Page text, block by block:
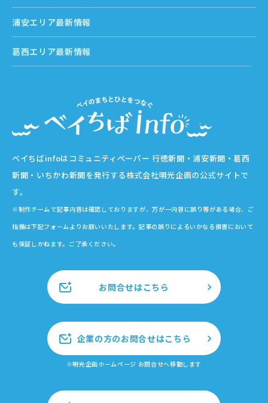
ベイちばinfoはコミュニティペーパー 行徳新聞・浦安新聞・葛西
新聞・いちかわ新聞を発行する株式会社明光企画の公式サイトで
す。
※制作チームで記事内容は確認しておりますが、万が一内容に誤り等がある場合、ご
指摘は下記フォームよりお願いいたします。記事の誤りによるいかなる損害において
も保証しかねます。ご了承ください。
お問合せはこちら
企業の方のお問合せはこちら
※明光企画ホームページ お問合せへ移動します
浦安エリア最新情報
葛西エリア最新情報